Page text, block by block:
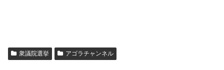
衆議院選挙 アゴラチャンネル